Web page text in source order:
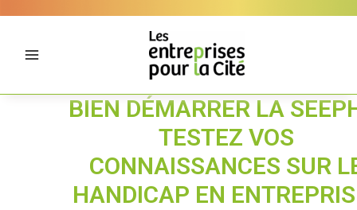
BIEN DÉMARRER LA
TESTEZ VOS
CONNAISSANCES SUR
HANDICAP EN